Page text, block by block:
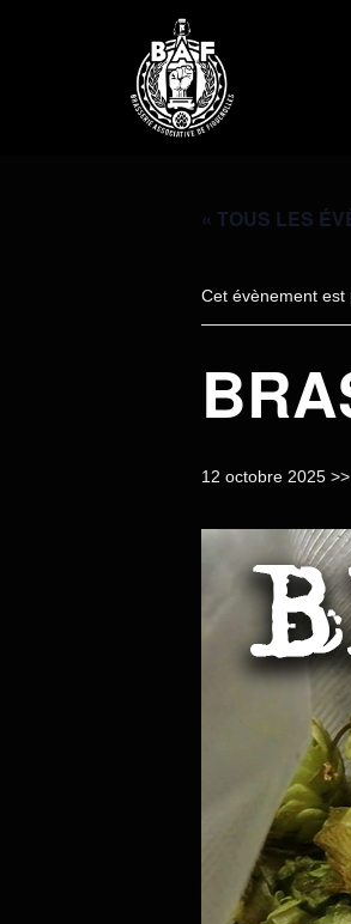
« TOUS LES
Cet évènement est
12 octobre 2025